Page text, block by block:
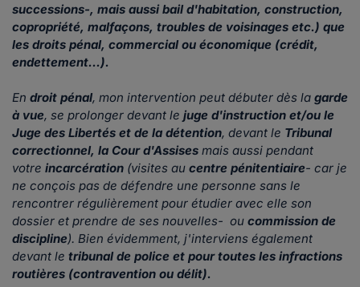
successions-, mais aussi bail d'habitation, construction,
copropriété, malfaçons, troubles de voisinages etc.) que
les droits pénal, commercial ou économique (crédit,
endettement...).
En droit pénal, mon intervention peut débuter dès la garde
à vue, se prolonger devant le juge d'instruction et/ou le
Juge des Libertés et de la détention, devant le Tribunal
correctionnel, la Cour d'Assises mais aussi pendant
votre incarcération (visites au centre pénitentiaire- car je
ne conçois pas de défendre une personne sans le
rencontrer régulièrement pour étudier avec elle son
dossier et prendre de ses nouvelles- ou commission de
discipline). Bien évidemment, j'interviens également
devant le tribunal de police et pour toutes les infractions
routières (contravention ou délit).